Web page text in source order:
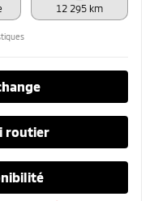
12 295 km
routier